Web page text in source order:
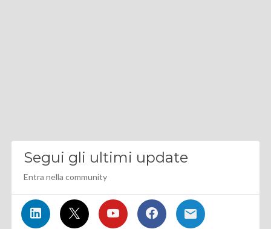
Segui gli ultimi update
Entra nella community